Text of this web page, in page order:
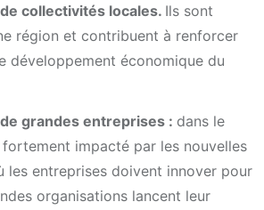
collectivités locales. Ils sont
région et contribuent à renforcer
développement économique du
grandes entreprises : dans le
impacté par les nouvelles
les entreprises doivent innover pour
organisations lancent leur